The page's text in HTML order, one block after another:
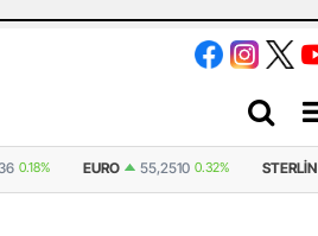
0.18% EURO 55,2510 0.32% STERLIN